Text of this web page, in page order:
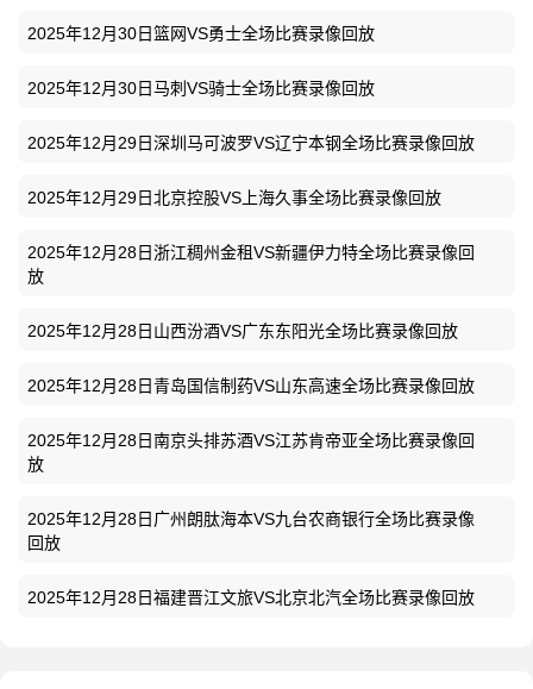
2025年12月30日篮网VS勇士全场比赛录像回放
2025年12月30日马刺VS骑士全场比赛录像回放
2025年12月29日深圳马可波罗VS辽宁本钢全场比赛录像回放
2025年12月29日北京控股VS上海久事全场比赛录像回放
2025年12月28日浙江稠州金租VS新疆伊力特全场比赛录像回
放
2025年12月28日山西汾酒VS广东东阳光全场比赛录像回放
2025年12月28日青岛国信制药VS山东高速全场比赛录像回放
2025年12月28日南京头排苏酒VS江苏肯帝亚全场比赛录像回
放
2025年12月28日广州朗肽海本VS九台农商银行全场比赛录像
回放
2025年12月28日福建晋江文旅VS北京北汽全场比赛录像回放